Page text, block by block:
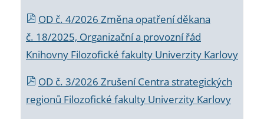
OD č. 4/2026 Změna opatření děkana
č. 18/2025, Organizační a provozní řád
Knihovny Filozofické fakulty Univerzity Karlovy
OD č. 3/2026 Zrušení Centra strategických
regionů Filozofické fakulty Univerzity Karlovy